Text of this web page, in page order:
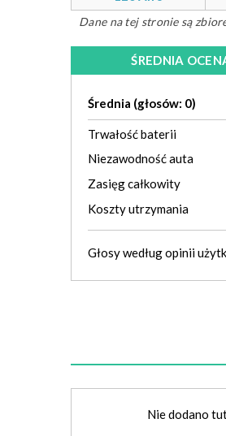
Dane na tej stronie są
ŚREDNIA
Średnia (głosów: 0)
Trwałość baterii
Niezawodność auta
Zasięg całkowity
Koszty utrzymania
Głosy wedługopinii
Nie dodano